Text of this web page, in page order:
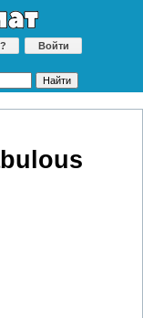
Войти